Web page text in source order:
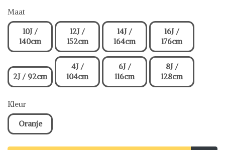
Maat
10J /
140cm
12J /
152cm
14J /
164cm
16J /
176cm
2J / 92cm
4J /
104cm
6J /
116cm
8J /
128cm
Kleur
Oranje